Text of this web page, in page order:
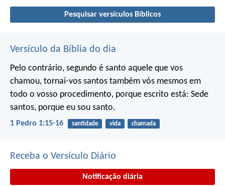
Pesquisar versículos Bíblicos
Versículo da Bíblia do dia
Pelo contrário, segundo é santo aquele que vos
chamou, tornai-vos santos também vós mesmos em
todo o vosso procedimento, porque escrito está: Sede
santos, porque eu sou santo.
1 Pedro 1:15-16 santidade vida chamada
Receba o Versículo Diário
Notificação diária